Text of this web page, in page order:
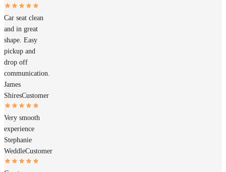
Car seat clean
and in great
shape. Easy
pickup and
drop off
communication.
James
ShiresCustomer
Very smooth
experience
Stephanie
WeddleCustomer